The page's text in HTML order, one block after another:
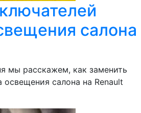
салона
мы расскажем, как заменить
освещения салона на Renault